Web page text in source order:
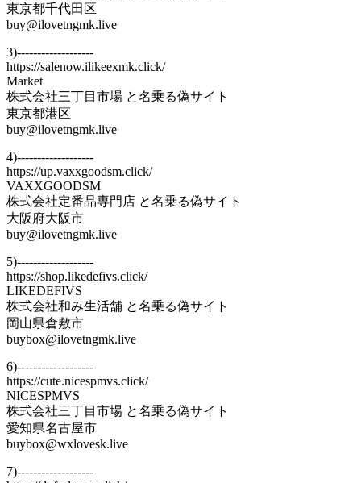
東京都千代田区
buy@ilovetngmk.live
3)-------------------
https://salenow.ilikeexmk.click/
Market
株式会社三丁目市場 と名乗る偽サイト
東京都港区
buy@ilovetngmk.live
4)-------------------
https://up.vaxxgoodsm.click/
VAXXGOODSM
株式会社定番品専門店 と名乗る偽サイト
大阪府大阪市
buy@ilovetngmk.live
5)-------------------
https://shop.likedefivs.click/
LIKEDEFIVS
株式会社和み生活舗 と名乗る偽サイト
岡山県倉敷市
buybox@ilovetngmk.live
6)-------------------
https://cute.nicespmvs.click/
NICESPMVS
株式会社三丁目市場 と名乗る偽サイト
愛知県名古屋市
buybox@wxlovesk.live
7)-------------------